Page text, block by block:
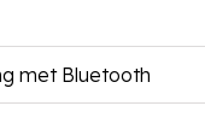
met Bluetooth